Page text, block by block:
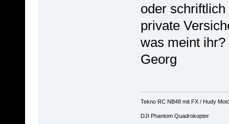
oder
private
was meint ihr?
Georg
Tekno RC NB48 mit FX / Hudy
DJI Phantom Quadrokopter